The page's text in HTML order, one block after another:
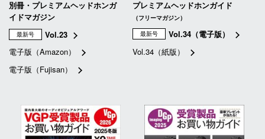
別冊・プレミアムヘッドホンガ
イドマガジン
最新号
Vol.23
電子版（Amazon）
電子版（Fujisan）
プレミアムヘッドホンガイド
（フリーマガジン）
最新号
Vol.34（電子版）
Vol.34（紙版）